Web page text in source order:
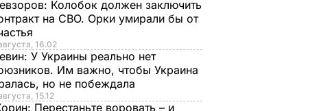
Колобок должен заключить
на СВО. Орки умирали бы от
16.02
У Украины реально нет
Им важно, чтобы Украина
но не побеждала
15.12
Перестаньте воровать – и